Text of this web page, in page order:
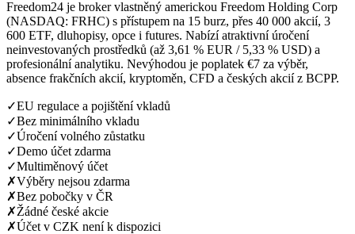
Freedom24 je broker vlastněný americkou Freedom Holding Corp
(NASDAQ: FRHC) s přístupem na 15 burz, přes 40 000 akcií, 3
600 ETF, dluhopisy, opce i futures. Nabízí atraktivní úročení
neinvestovaných prostředků (až 3,61 % EUR / 5,33 % USD) a
profesionální analytiku. Nevýhodou je poplatek €7 za výběr,
absence frakčních akcií, kryptoměn, CFD a českých akcií z BCPP.
✓EU regulace a pojištění vkladů
✓Bez minimálního vkladu
✓Úročení volného zůstatku
✓Demo účet zdarma
✓Multiměnový účet
✗Výběry nejsou zdarma
✗Bez pobočky v ČR
✗Žádné české akcie
✗Účet v CZK není k dispozici